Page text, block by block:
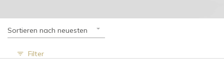
Sortieren nach neuesten
Filter